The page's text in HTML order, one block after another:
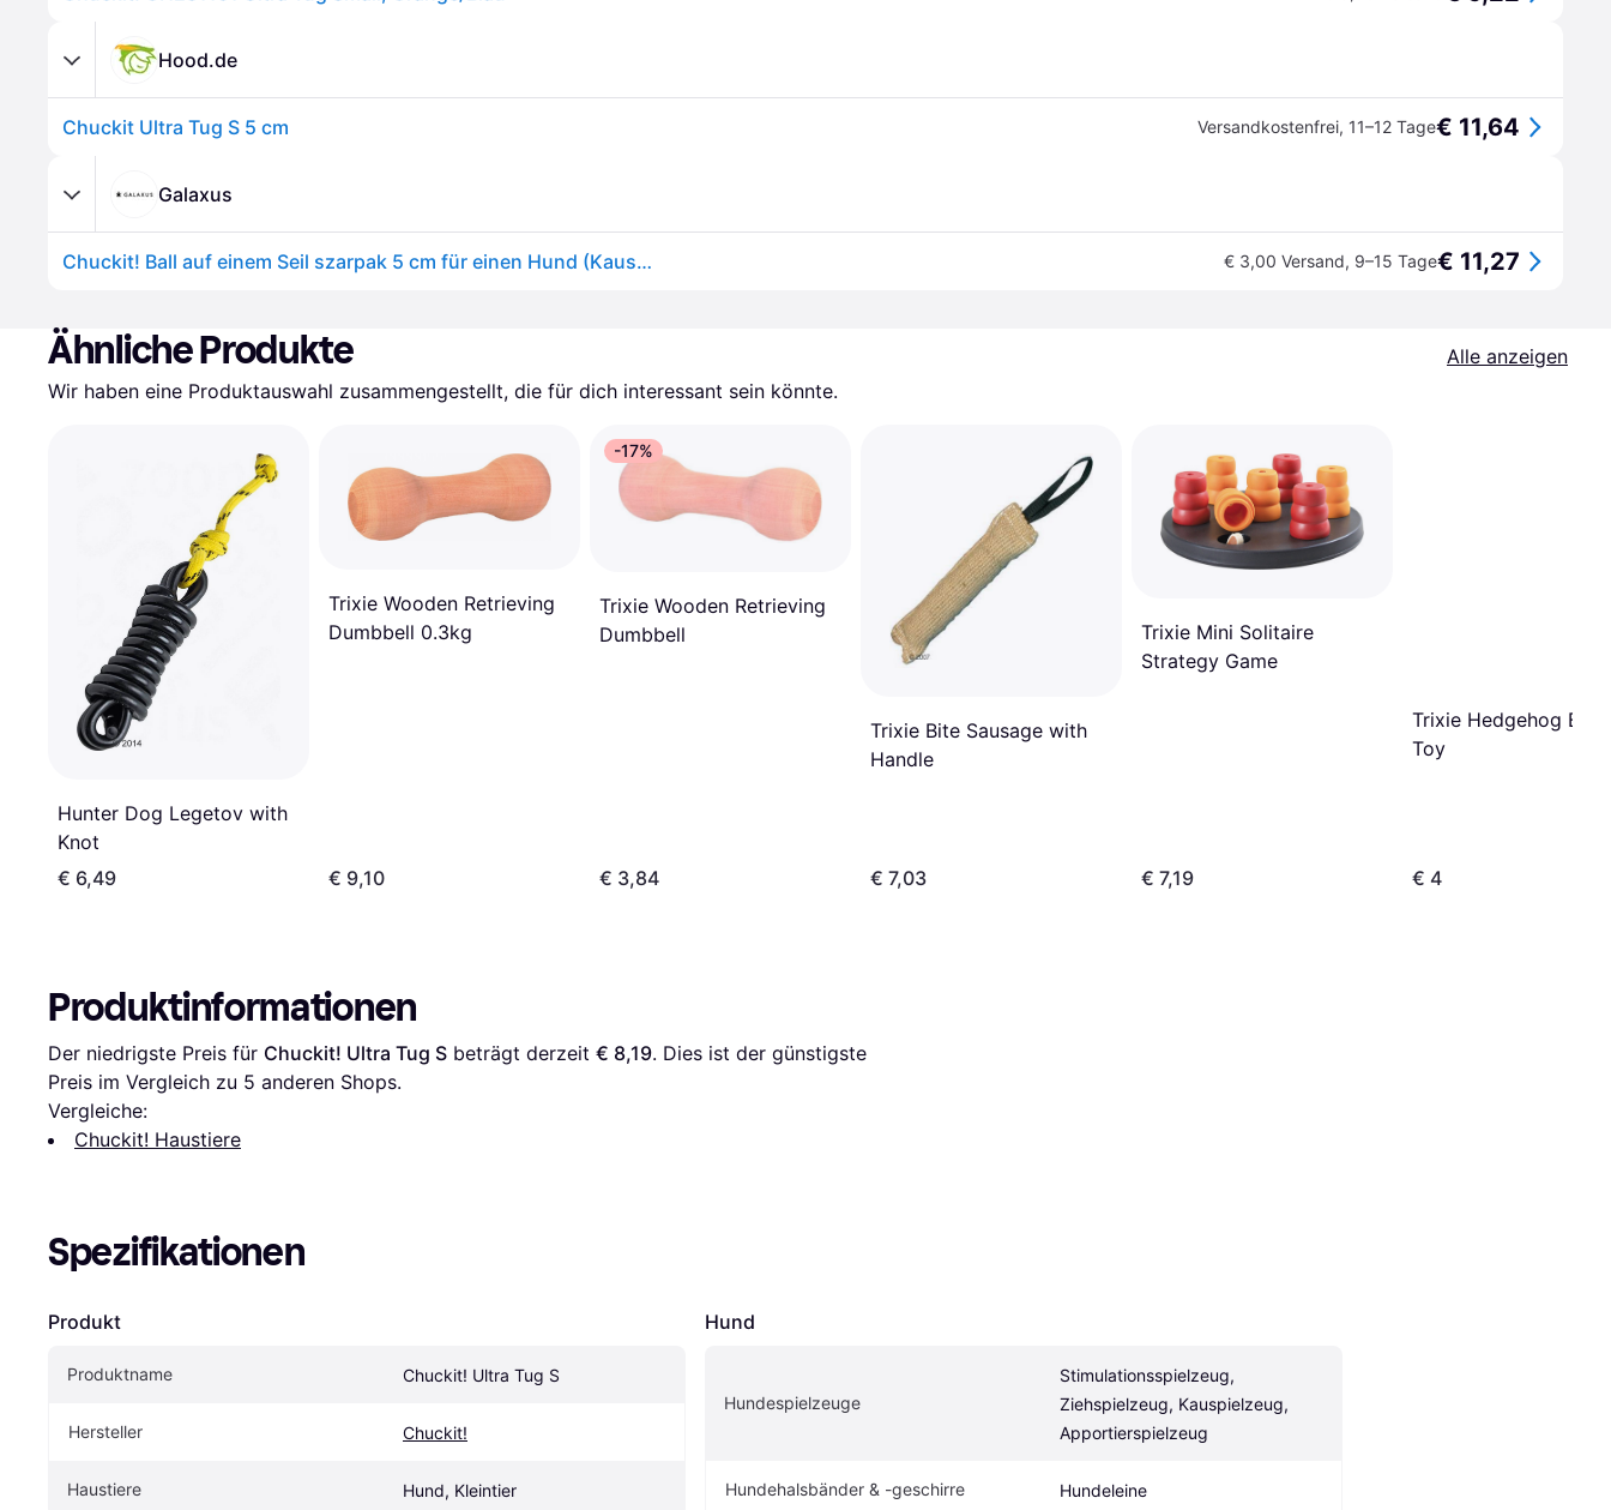
Hood.de
Chuckit Ultra Tug S 5 cm Versandkostenfrei, 11–12 Tage€ 11,64
Galaxus
Chuckit! Ball auf einem Seil szarpak 5 cm für einen Hund (Kauspielzeug Hund), Hundespielzeug € 3,00 Versand, 9–15 Tage€ 11,27
Ähnliche Produkte
Alle anzeigen
Wir haben eine Produktauswahl zusammengestellt, die für dich interessant sein könnte.
Hunter Dog Legetov with
Knot
€ 6,49
Trixie Wooden Retrieving
Dumbbell 0.3kg
€ 9,10
-17%
Trixie Wooden Retrieving
Dumbbell
€ 3,84
Trixie Bite Sausage with
Handle
€ 7,03
Trixie Mini Solitaire
Strategy Game
€ 7,19
Trixie Hedgehog Ball
Toy
€ 4
Produktinformationen
Der niedrigste Preis für Chuckit! Ultra Tug S beträgt derzeit € 8,19. Dies ist der günstigste
Preis im Vergleich zu 5 anderen Shops.
Vergleiche:
Chuckit! Haustiere
Spezifikationen
Produkt
Produktname Chuckit! Ultra Tug S
Hersteller Chuckit!
Haustiere Hund, Kleintier
Hund
Hundespielzeuge
Stimulationsspielzeug,
Ziehspielzeug, Kauspielzeug,
Apportierspielzeug
Hundehalsbänder & -geschirre Hundeleine